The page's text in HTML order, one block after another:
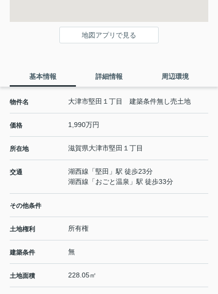
地図アプリで見る
基本情報 詳細情報 周辺環境
物件名 大津市堅田１丁目 建築条件無し売土地
価格 1,990万円
所在地 滋賀県大津市堅田 １丁目
交通 湖西線 「堅田 」駅 徒歩23分
湖西線 「おごと温泉 」駅 徒歩33分
その他条件
土地権利 所有権
建築条件 無
土地面積 228.05㎡